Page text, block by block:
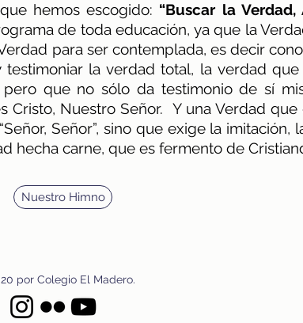
hemos escogido: “Buscar la
de toda educación, ya que la
para ser contemplada, es decir
la verdad total, la verdad
que no sólo da testimonio de sí
Cristo, Nuestro Señor. Y una Verdad que
Señor”, sino que exige la imitación,
hecha carne, que es fermento de
Nuestro Himno
por Colegio El Madero.